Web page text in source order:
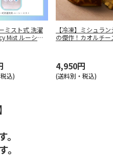
ミスト式 洗濯
Mist ルーシー
込)
【冷凍】ミシュラ
の傑作！カオルチー
4,950円
(送料別・税込)